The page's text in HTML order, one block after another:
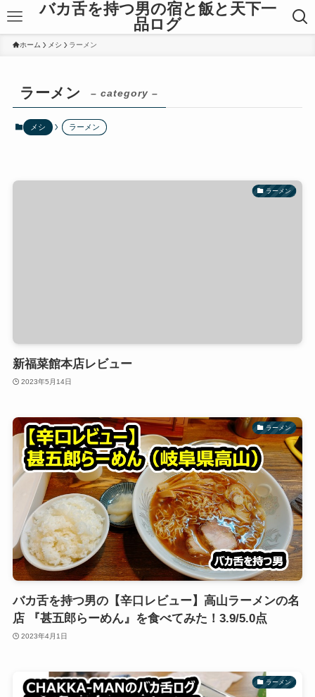
バカ舌を持つ男の宿と飯と天下一
品ログ
ホーム メシ ラーメン
ラーメン – category –
メシ ラーメン
ラーメン
新福菜館本店レビュー
2023年5月14日
ラーメン
バカ舌を持つ男の【辛口レビュー】高山ラーメンの名
店 『甚五郎らーめん』を食べてみた！3.9/5.0点
2023年4月1日
ラーメン